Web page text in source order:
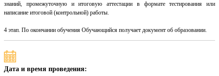
знаний, промежуточную и итоговую аттестации в формате тестирования или
написание итоговой (контрольной) работы.
4 этап. По окончании обучения Обучающийся получает документ об образовании.
Дата и время проведения: